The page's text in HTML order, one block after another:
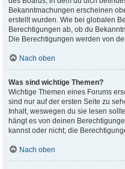
Bekanntmachungen erscheinen
erstellt wurden. Wie bei globalen
Berechtigungen ab, ob du
Die Berechtigungen werden von
Nach oben
Was sind wichtige Themen?
Wichtige Themen eines Forums
sind nur auf der ersten Seite zu
Inhalt, weswegen du sie lesen
hängt es von deinen
kannst oder nicht; die
Nach oben